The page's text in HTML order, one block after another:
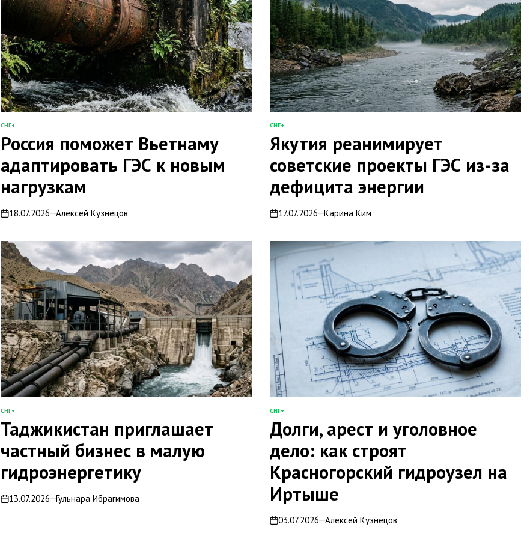
ОПУБЛИКОВАНО
В
СНГ+
Россия поможет Вьетнаму
адаптировать ГЭС к новым
нагрузкам
on18.07.2026 Алексей Кузнецов
ОПУБЛИКОВАНО
В
СНГ+
Якутия реанимирует
советские проекты ГЭС из-за
дефицита энергии
on17.07.2026 Карина Ким
ОПУБЛИКОВАНО
В
СНГ+
Таджикистан приглашает
частный бизнес в малую
гидроэнергетику
on13.07.2026 Гульнара Ибрагимова
ОПУБЛИКОВАНО
В
СНГ+
Долги, арест и уголовное
дело: как строят
Красногорский гидроузел на
Иртыше
on03.07.2026 Алексей Кузнецов